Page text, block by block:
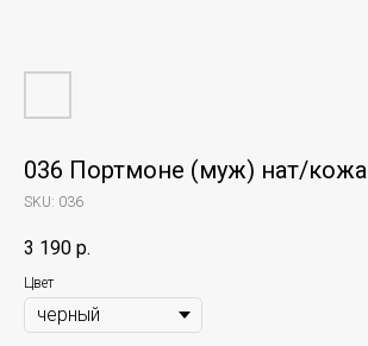
036 Портмоне (муж) нат/кожа
SKU: 036
3 190 р.
Цвет